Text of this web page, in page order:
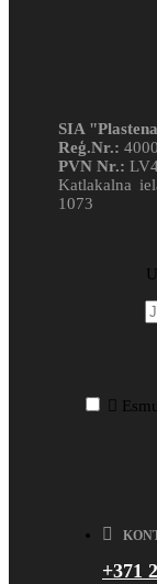
SIA
Reģ.Nr.:
PVN Nr.:
Katlakalna
1073

+371